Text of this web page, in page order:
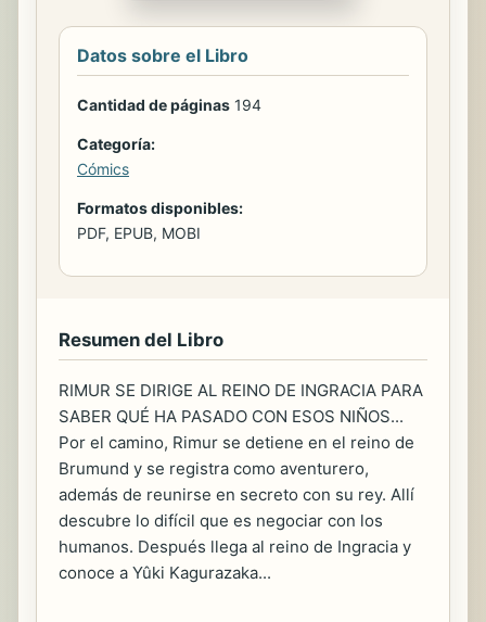
Datos sobre el Libro
Cantidad de páginas 194
Categoría:
Cómics
Formatos disponibles:
PDF, EPUB, MOBI
Resumen del Libro
RIMUR SE DIRIGE AL REINO DE INGRACIA PARA
SABER QUÉ HA PASADO CON ESOS NIÑOS...
Por el camino, Rimur se detiene en el reino de
Brumund y se registra como aventurero,
además de reunirse en secreto con su rey. Allí
descubre lo difícil que es negociar con los
humanos. Después llega al reino de Ingracia y
conoce a Yûki Kagurazaka...